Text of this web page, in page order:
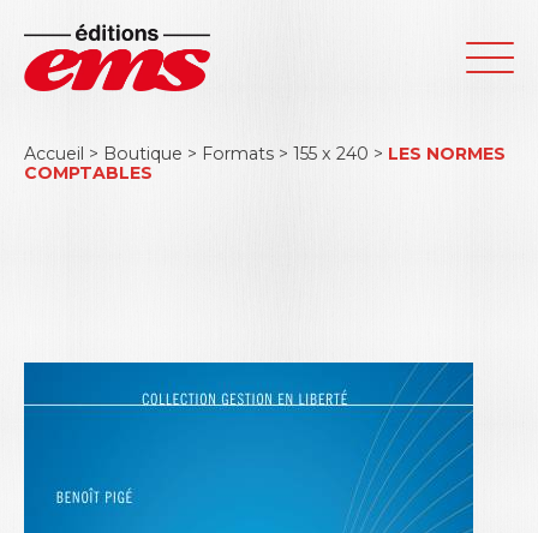
Accueil > Boutique > Formats > 155 x 240 > LES NORMES
COMPTABLES